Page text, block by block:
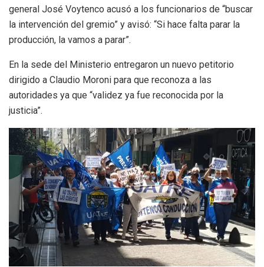
general José Voytenco acusó a los funcionarios de “buscar
la intervención del gremio” y avisó: “Si hace falta parar la
producción, la vamos a parar”.
En la sede del Ministerio entregaron un nuevo petitorio
dirigido a Claudio Moroni para que reconoza a las
autoridades ya que “validez ya fue reconocida por la
justicia”.